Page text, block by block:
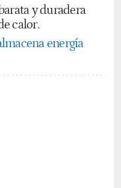
y duradera
calor.
energía